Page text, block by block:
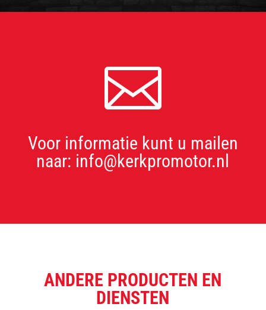

Voor informatie kunt u mailen
naar: info@kerkpromotor.nl
ANDERE PRODUCTEN EN
DIENSTEN